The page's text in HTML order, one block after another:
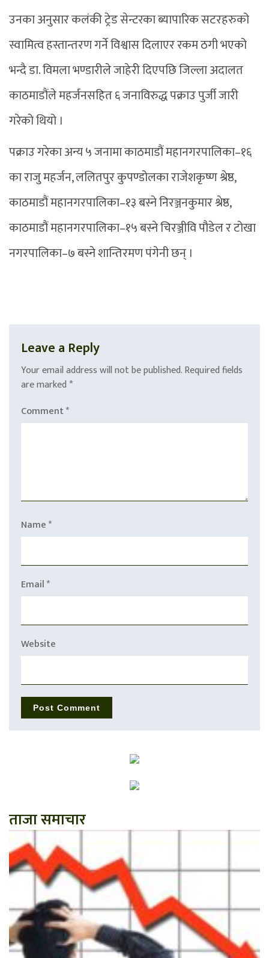
उनका अनुसार कलंकी ट्रेड सेन्टरका ब्यापारिक सटरहरुको
स्वामित्व हस्तान्तरण गर्ने विश्वास दिलाएर रकम ठगी भएको
भन्दै डा. विमला भण्डारीले जाहेरी दिएपछि जिल्ला अदालत
काठमाडौंले महर्जनसहित ६ जनाविरुद्ध पक्राउ पुर्जी जारी
गरेको थियो ।
पक्राउ गरेका अन्य ५ जनामा काठमाडौं महानगरपालिका–१६
का राजु महर्जन, ललितपुर कुपण्डोलका राजेशकृष्ण श्रेष्ठ,
काठमाडौं महानगरपालिका–१३ बस्ने निरञ्जनकुमार श्रेष्ठ,
काठमाडौं महानगरपालिका–१५ बस्ने चिरञ्जीवि पौडेल र टोखा
नगरपालिका–७ बस्ने शान्तिरमण पंगेनी छन् ।
Leave a Reply
Your email address will not be published.Required fields
are marked *
Comment*
Name*
Email*
Website
ताजा समाचार